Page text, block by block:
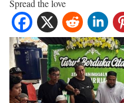
Spread the love